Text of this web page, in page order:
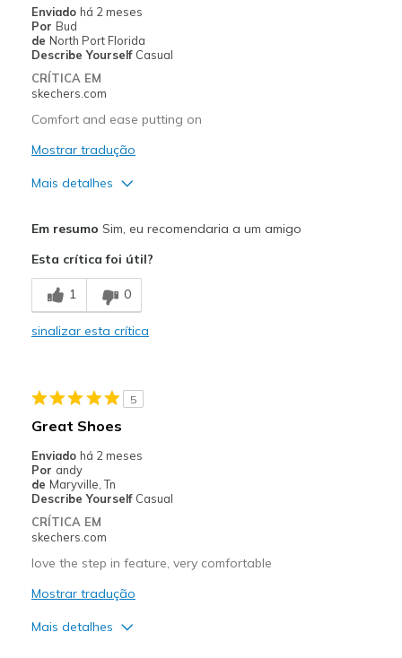
View On Shoes
Enviado há 2 meses
Por Bud
de North Port Florida
Describe Yourself Casual
CRÍTICA EM
skechers.com
Comfort and ease putting on
Mostrar tradução
Mais detalhes
Comfortable
Durable
Casual Wear
Width
Sizing
Feels true to size
View On Shoes
Em resumo Sim, eu recomendaria a um amigo
Esta crítica foi útil?
1 0
sinalizar esta crítica
5
Great Shoes
Enviado há 2 meses
Por andy
de Maryville, Tn
Describe Yourself Casual
CRÍTICA EM
skechers.com
love the step in feature, very comfortable
Mostrar tradução
Mais detalhes